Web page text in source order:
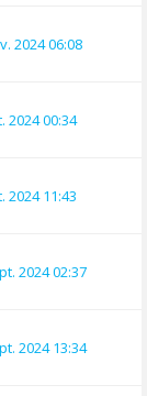
2024 06:08
2024 00:34
2024 11:43
2024 02:37
2024 13:34